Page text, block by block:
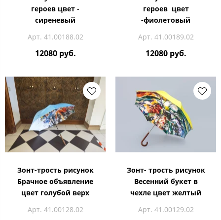
героев цвет -
сиреневый
Арт. 41.00188.02
12080 руб.
героев цвет
-фиолетовый
Арт. 41.00189.02
12080 руб.
Зонт-трость рисунок
Брачное объявление
цвет голубой верх
Арт. 41.00128.02
Зонт- трость рисунок
Весенний букет в
чехле цвет желтый
Арт. 41.00129.02